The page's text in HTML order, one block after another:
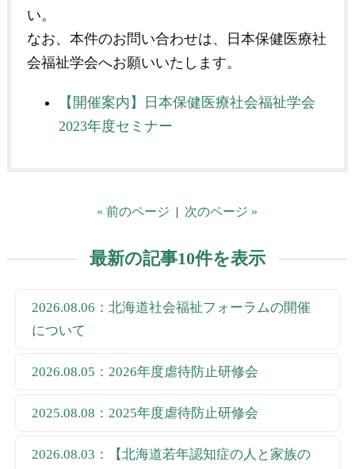
い。
なお、本件のお問い合わせは、日本保健医療社
会福祉学会へお願いいたします。
【開催案内】日本保健医療社会福祉学会
2023年度セミナー
« 前のページ | 次のページ »
最新の記事10件を表示
2026.08.06：北海道社会福祉フォーラムの開催
について
2026.08.05：2026年度虐待防止研修会
2025.08.08：2025年度虐待防止研修会
2026.08.03：【北海道若年認知症の人と家族の